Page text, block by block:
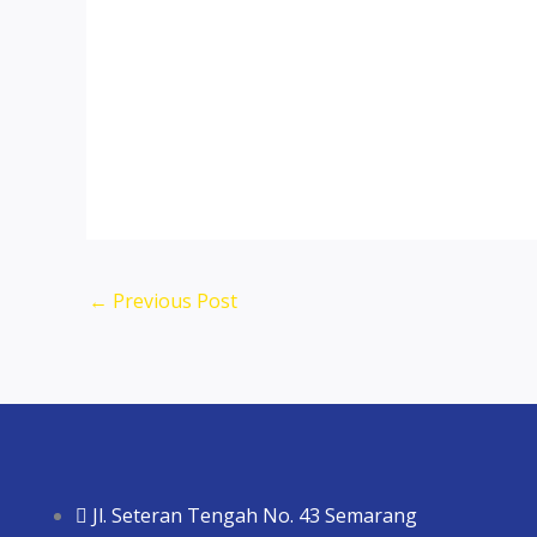
← Previous Post
Jl. Seteran Tengah No. 43 Semarang